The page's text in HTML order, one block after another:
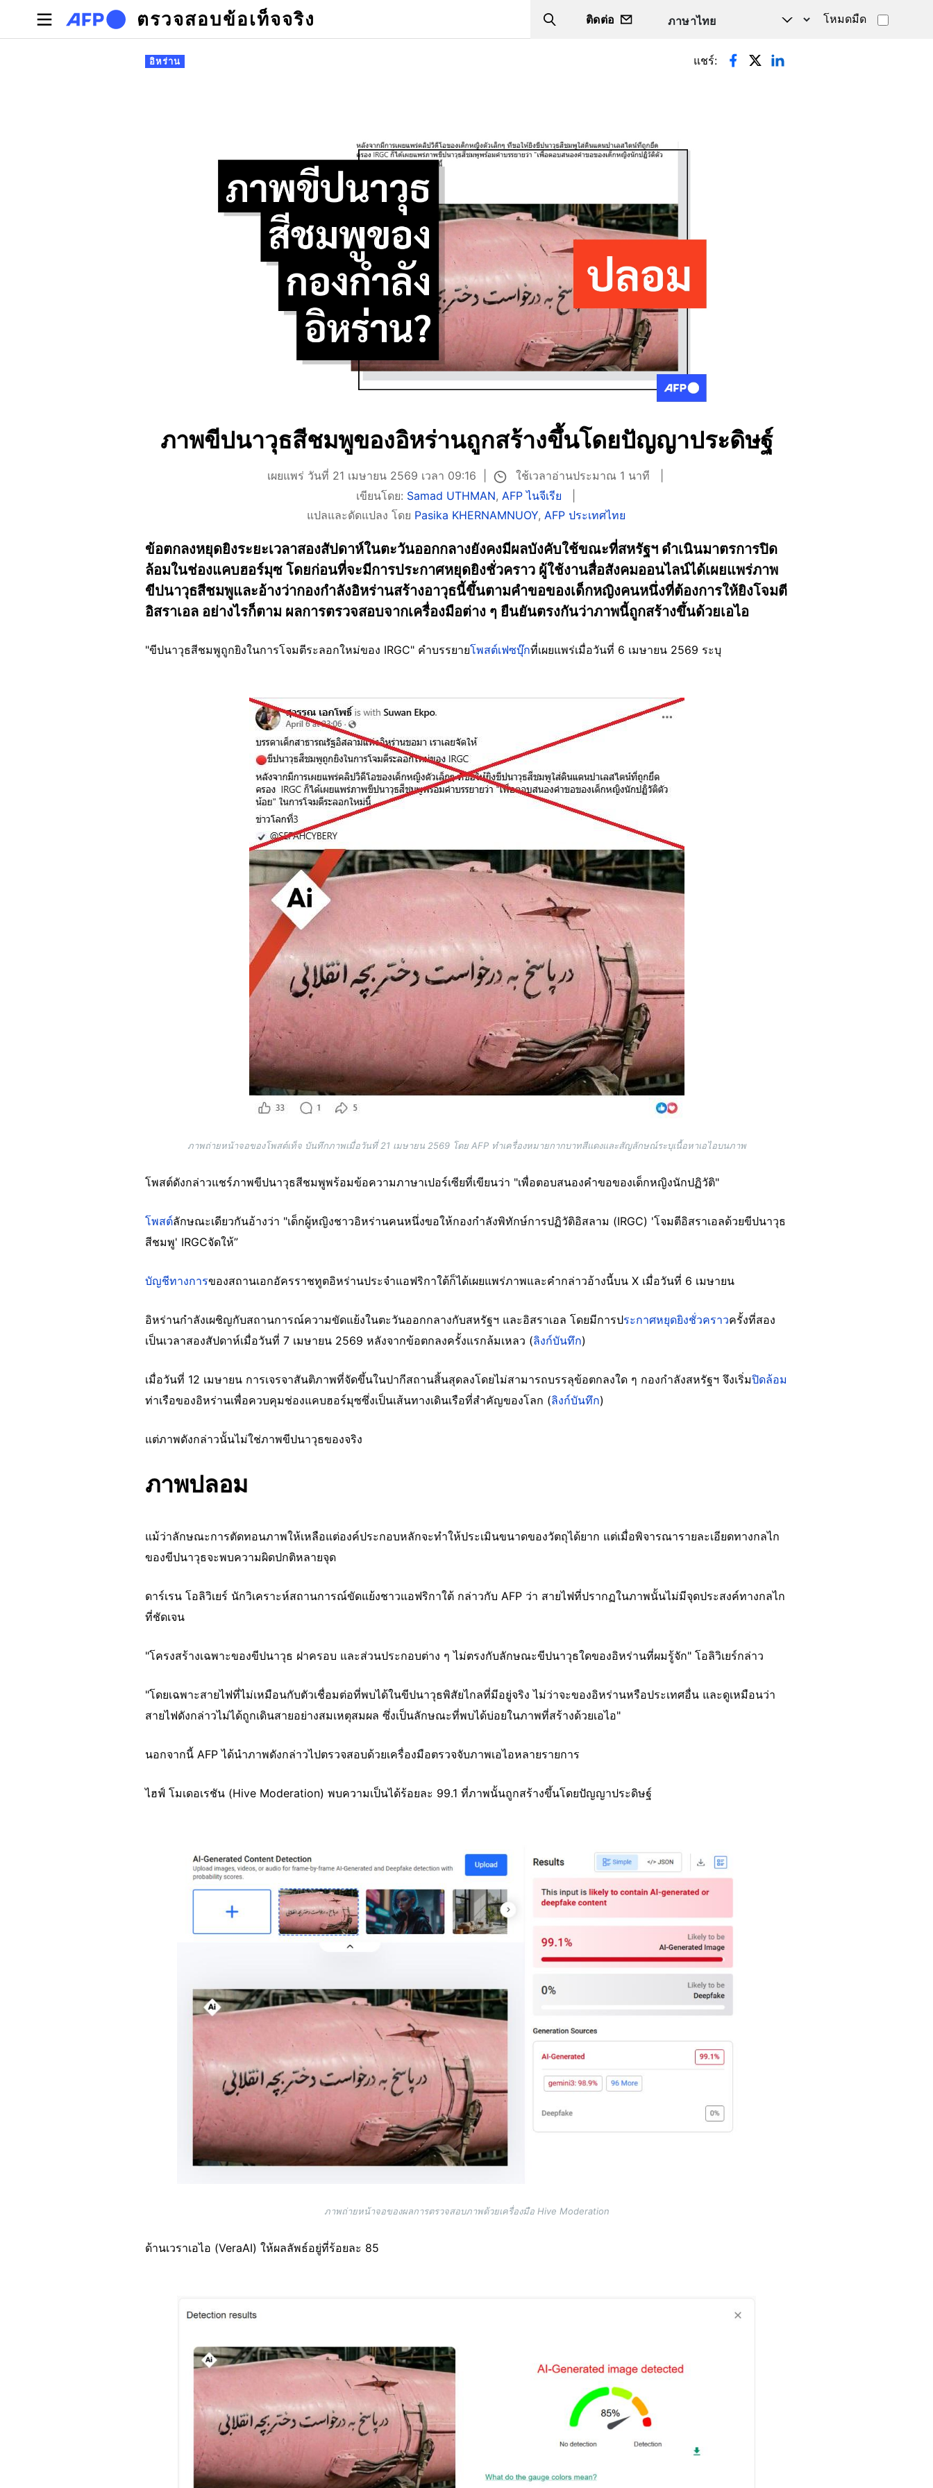
Skip to main content
ตรวจสอบข้อเท็จจริง Search
ติดต่อ โหมดมืด
Primary tabs
อิหร่าน แชร์:
ภาพขีปนาวุธสีชมพูของอิหร่านถูกสร้างขึ้นโดยปัญญาประดิษฐ์
เผยแพร่ วันที่ 21 เมษายน 2569 เวลา 09:16
ใช้เวลาอ่านประมาณ 1 นาที
เขียนโดย: Samad UTHMAN, AFP ไนจีเรีย
แปลและดัดแปลง โดย Pasika KHERNAMNUOY, AFP ประเทศไทย
ข้อตกลงหยุดยิงระยะเวลาสองสัปดาห์ในตะวันออกกลางยังคงมีผลบังคับใช้ขณะที่สหรัฐฯ ดำเนินมาตรการปิด
ล้อมในช่องแคบฮอร์มุซ โดยก่อนที่จะมีการประกาศหยุดยิงชั่วคราว ผู้ใช้งานสื่อสังคมออนไลน์ได้เผยแพร่ภาพ
ขีปนาวุธสีชมพูและอ้างว่ากองกำลังอิหร่านสร้างอาวุธนี้ขึ้นตามคำขอของเด็กหญิงคนหนึ่งที่ต้องการให้ยิงโจมตี
อิสราเอล อย่างไรก็ตาม ผลการตรวจสอบจากเครื่องมือต่าง ๆ ยืนยันตรงกันว่าภาพนี้ถูกสร้างขึ้นด้วยเอไอ
"ขีปนาวุธสีชมพูถูกยิงในการโจมตีระลอกใหม่ของ IRGC" คำบรรยายโพสต์เฟซบุ๊กที่เผยแพร่เมื่อวันที่ 6 เมษายน 2569 ระบุ
ภาพถ่ายหน้าจอของโพสต์เท็จ บันทึกภาพเมื่อวันที่ 21 เมษายน 2569 โดย AFP ทำเครื่องหมายกากบาทสีแดงและสัญลักษณ์ระบุเนื้อหาเอไอบนภาพ
โพสต์ดังกล่าวแชร์ภาพขีปนาวุธสีชมพูพร้อมข้อความภาษาเปอร์เซียที่เขียนว่า "เพื่อตอบสนองคำขอของเด็กหญิงนักปฏิวัติ"
โพสต์ลักษณะเดียวกันอ้างว่า "เด็กผู้หญิงชาวอิหร่านคนหนึ่งขอให้กองกำลังพิทักษ์การปฏิวัติอิสลาม (IRGC) 'โจมตีอิสราเอลด้วยขีปนาวุธ
สีชมพู' IRGCจัดให้”
บัญชีทางการของสถานเอกอัครราชทูตอิหร่านประจำแอฟริกาใต้ก็ได้เผยแพร่ภาพและคำกล่าวอ้างนี้บน X เมื่อวันที่ 6 เมษายน
อิหร่านกำลังเผชิญกับสถานการณ์ความขัดแย้งในตะวันออกกลางกับสหรัฐฯ และอิสราเอล โดยมีการประกาศหยุดยิงชั่วคราวครั้งที่สอง
เป็นเวลาสองสัปดาห์เมื่อวันที่ 7 เมษายน 2569 หลังจากข้อตกลงครั้งแรกล้มเหลว (ลิงก์บันทึก)
เมื่อวันที่ 12 เมษายน การเจรจาสันติภาพที่จัดขึ้นในปากีสถานสิ้นสุดลงโดยไม่สามารถบรรลุข้อตกลงใด ๆ กองกำลังสหรัฐฯ จึงเริ่มปิดล้อม
ท่าเรือของอิหร่านเพื่อควบคุมช่องแคบฮอร์มุซซึ่งเป็นเส้นทางเดินเรือที่สำคัญของโลก (ลิงก์บันทึก)
แต่ภาพดังกล่าวนั้นไม่ใช่ภาพขีปนาวุธของจริง
ภาพปลอม
แม้ว่าลักษณะการตัดทอนภาพให้เหลือแต่องค์ประกอบหลักจะทำให้ประเมินขนาดของวัตถุได้ยาก แต่เมื่อพิจารณารายละเอียดทางกลไก
ของขีปนาวุธจะพบความผิดปกติหลายจุด
ดาร์เรน โอลิวิเยร์ นักวิเคราะห์สถานการณ์ขัดแย้งชาวแอฟริกาใต้ กล่าวกับ AFP ว่า สายไฟที่ปรากฏในภาพนั้นไม่มีจุดประสงค์ทางกลไก
ที่ชัดเจน
"โครงสร้างเฉพาะของขีปนาวุธ ฝาครอบ และส่วนประกอบต่าง ๆ ไม่ตรงกับลักษณะขีปนาวุธใดของอิหร่านที่ผมรู้จัก" โอลิวิเยร์กล่าว
"โดยเฉพาะสายไฟที่ไม่เหมือนกับตัวเชื่อมต่อที่พบได้ในขีปนาวุธพิสัยไกลที่มีอยู่จริง ไม่ว่าจะของอิหร่านหรือประเทศอื่น และดูเหมือนว่า
สายไฟดังกล่าวไม่ได้ถูกเดินสายอย่างสมเหตุสมผล ซึ่งเป็นลักษณะที่พบได้บ่อยในภาพที่สร้างด้วยเอไอ"
นอกจากนี้ AFP ได้นำภาพดังกล่าวไปตรวจสอบด้วยเครื่องมือตรวจจับภาพเอไอหลายรายการ
ไฮฟ์ โมเดอเรชัน (Hive Moderation) พบความเป็นได้ร้อยละ 99.1 ที่ภาพนั้นถูกสร้างขึ้นโดยปัญญาประดิษฐ์
ภาพถ่ายหน้าจอของผลการตรวจสอบภาพด้วยเครื่องมือ Hive Moderation
ด้านเวราเอไอ (VeraAI) ให้ผลลัพธ์อยู่ที่ร้อยละ 85